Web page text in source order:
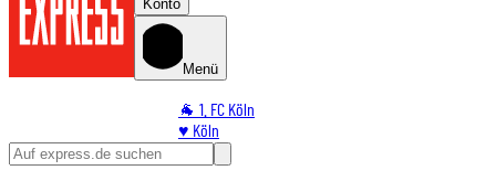
Konto
Menü
🐐 1. FC Köln
♥️ Köln
⭐ Promi